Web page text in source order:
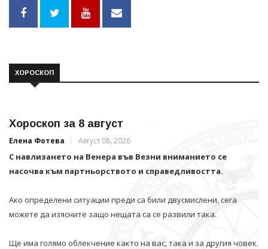
ХОРОСКОП
Хороскоп за 8 август
Елена Фотева Август 08, 2026
С навлизането на Венера във Везни вниманието се
насочва към партньорството и справедливостта.
Ако определени ситуации преди са били двусмислени, сега
можете да изясните защо нещата са се развили така.
Ще има голямо облекчение както на вас, така и за другия човек.